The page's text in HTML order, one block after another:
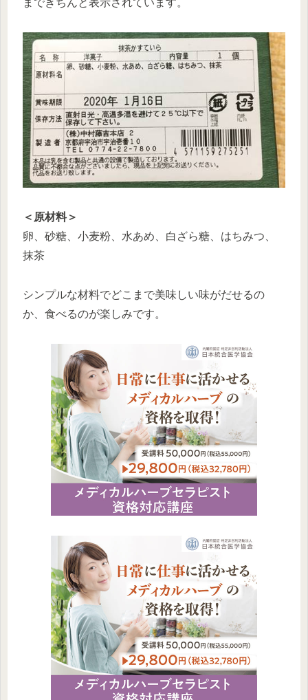
まできちんと表示されています。
＜原材料＞
卵、砂糖、小麦粉、水あめ、白ざら糖、はちみつ、
抹茶
シンプルな材料でどこまで美味しい味がだせるの
か、食べるのが楽しみです。